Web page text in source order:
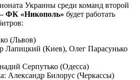
Украины среди команд второй
ФК «Никополь» будет работать
(Львов)
Лапицкий (Киев), Олег Парасунько
Серпутько (Одесса)
Александр Билорус (Черкассы)